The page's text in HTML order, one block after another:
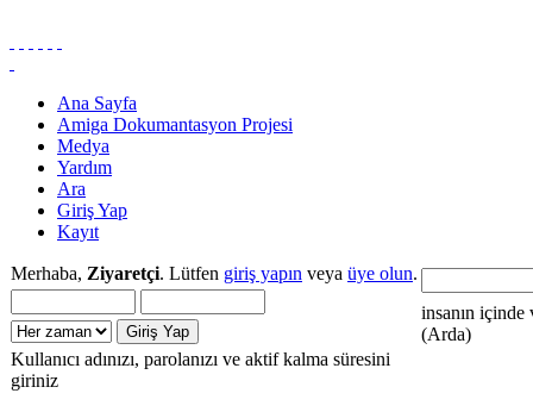
Ana Sayfa
Amiga Dokumantasyon Projesi
Medya
Yardım
Ara
Giriş Yap
Kayıt
Merhaba, Ziyaretçi. Lütfen giriş yapın veya üye olun.
Kullanıcı adınızı, parolanızı ve aktif kalma süresini
giriniz
insanın içinde
(Arda)